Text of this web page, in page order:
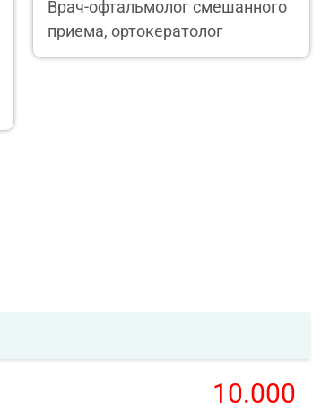
Врач-офтальмолог смешанного
приема, ортокератолог
10.000